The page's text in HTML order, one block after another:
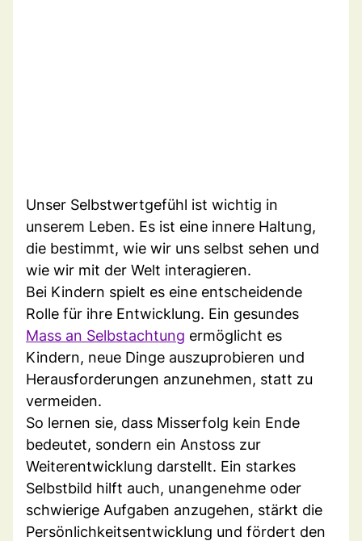
Unser Selbstwertgefühl ist wichtig in
unserem Leben. Es ist eine innere Haltung,
die bestimmt, wie wir uns selbst sehen und
wie wir mit der Welt interagieren.
Bei Kindern spielt es eine entscheidende
Rolle für ihre Entwicklung. Ein gesundes
Mass an Selbstachtung ermöglicht es
Kindern, neue Dinge auszuprobieren und
Herausforderungen anzunehmen, statt zu
vermeiden.
So lernen sie, dass Misserfolg kein Ende
bedeutet, sondern ein Anstoss zur
Weiterentwicklung darstellt. Ein starkes
Selbstbild hilft auch, unangenehme oder
schwierige Aufgaben anzugehen, stärkt die
Persönlichkeitsentwicklung und fördert den